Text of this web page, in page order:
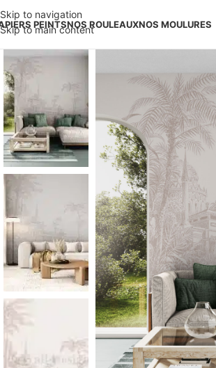
Skip to navigation
Skip to main content
PEINTSNOS ROULEAUXNOS MOULURES